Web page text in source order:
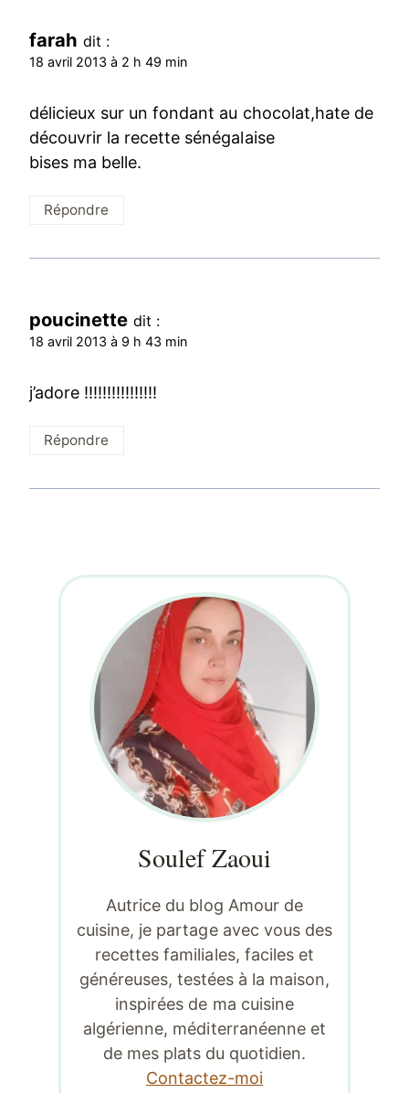
farah dit :
18 avril 2013 à 2 h 49 min
délicieux sur un fondant au chocolat,hate de
découvrir la recette sénégalaise
bises ma belle.
Répondre
poucinette dit :
18 avril 2013 à 9 h 43 min
j’adore !!!!!!!!!!!!!!!!
Répondre
Soulef Zaoui
Autrice du blog Amour de
cuisine, je partage avec vous des
recettes familiales, faciles et
généreuses, testées à la maison,
inspirées de ma cuisine
algérienne, méditerranéenne et
de mes plats du quotidien.
Contactez-moi